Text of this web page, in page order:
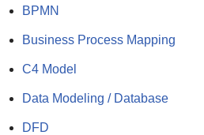
BPMN
Business Process Mapping
C4 Model
Data Modeling / Database
DFD